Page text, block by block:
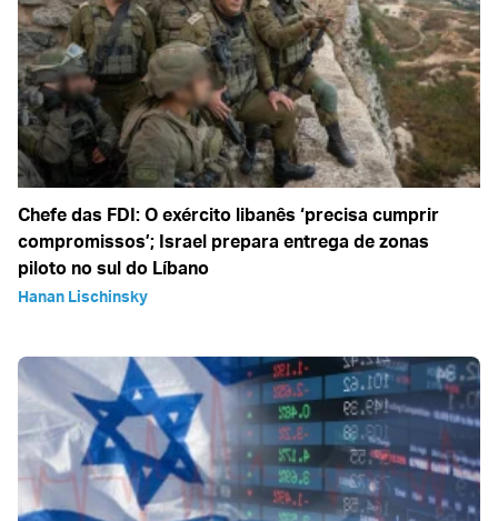
Chefe das FDI: O exército libanês ‘precisa cumprir
compromissos’; Israel prepara entrega de zonas
piloto no sul do Líbano
Hanan Lischinsky